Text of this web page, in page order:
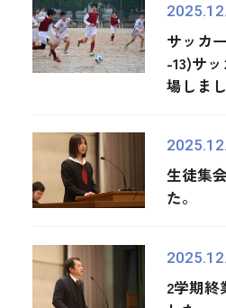
サッカ
-13)サ
場しまし
生徒集
た。
2学期終